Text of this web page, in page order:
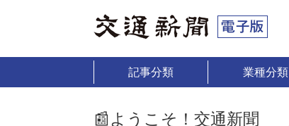
記事分類 業種分類
📰ようこそ！交通新聞